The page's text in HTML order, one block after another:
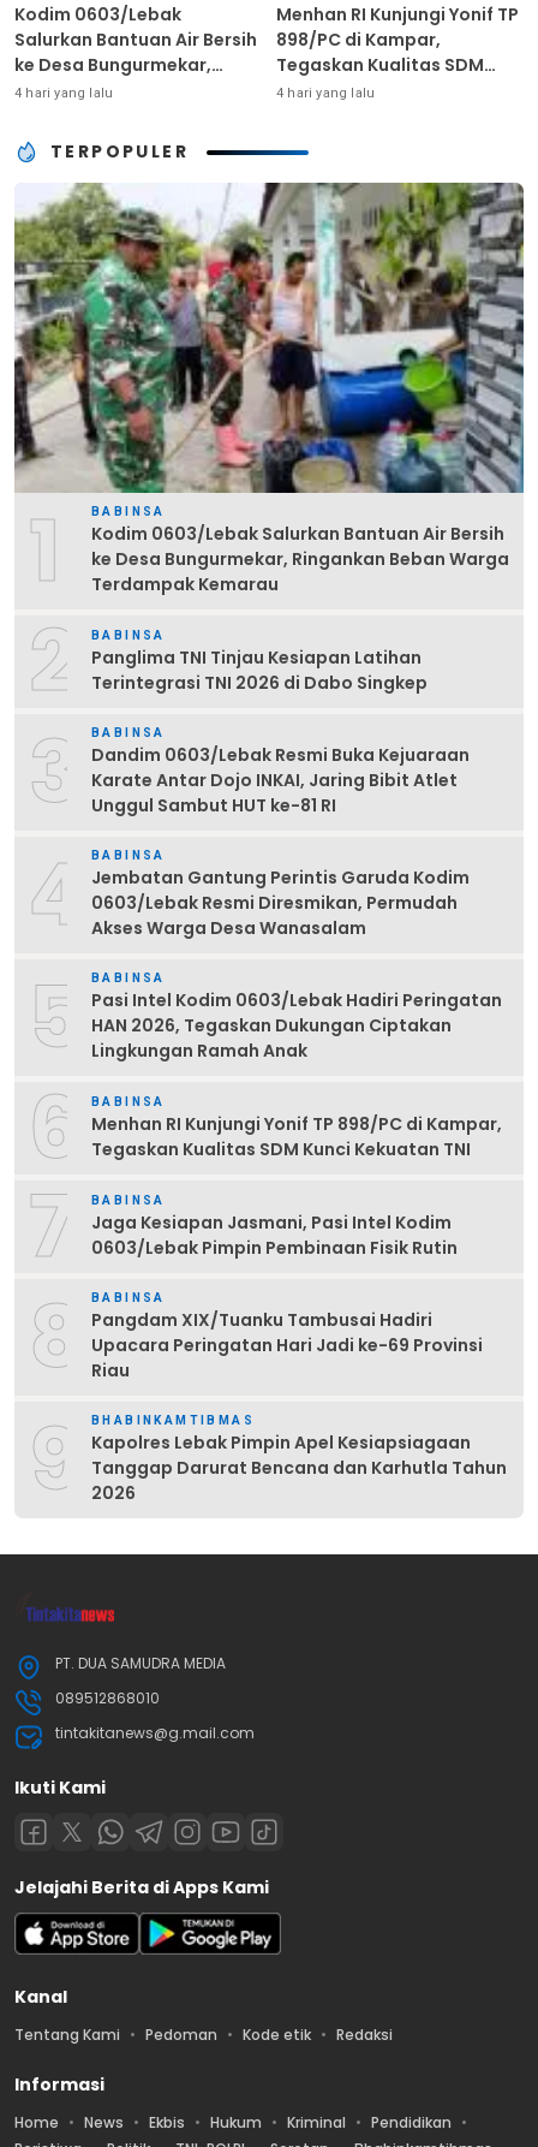
Kodim 0603/Lebak
Salurkan Bantuan Air Bersih
ke Desa Bungurmekar,
Ringankan Beban Warga
4 hari yang lalu
Menhan RI Kunjungi Yonif TP
898/PC di Kampar,
Tegaskan Kualitas SDM
Kunci Kekuatan TNI
4 hari yang lalu
TERPOPULER
1 BABINSA
Kodim 0603/Lebak Salurkan Bantuan Air Bersih
ke Desa Bungurmekar, Ringankan Beban Warga
Terdampak Kemarau
2 BABINSA
Panglima TNI Tinjau Kesiapan Latihan
Terintegrasi TNI 2026 di Dabo Singkep
3 BABINSA
Dandim 0603/Lebak Resmi Buka Kejuaraan
Karate Antar Dojo INKAI, Jaring Bibit Atlet
Unggul Sambut HUT ke-81 RI
4 BABINSA
Jembatan Gantung Perintis Garuda Kodim
0603/Lebak Resmi Diresmikan, Permudah
Akses Warga Desa Wanasalam
5 BABINSA
Pasi Intel Kodim 0603/Lebak Hadiri Peringatan
HAN 2026, Tegaskan Dukungan Ciptakan
Lingkungan Ramah Anak
6 BABINSA
Menhan RI Kunjungi Yonif TP 898/PC di Kampar,
Tegaskan Kualitas SDM Kunci Kekuatan TNI
7 BABINSA
Jaga Kesiapan Jasmani, Pasi Intel Kodim
0603/Lebak Pimpin Pembinaan Fisik Rutin
8 BABINSA
Pangdam XIX/Tuanku Tambusai Hadiri
Upacara Peringatan Hari Jadi ke-69 Provinsi
Riau
9 BHABINKAMTIBMAS
Kapolres Lebak Pimpin Apel Kesiapsiagaan
Tanggap Darurat Bencana dan Karhutla Tahun
2026
PT. DUA SAMUDRA MEDIA
089512868010
tintakitanews@g.mail.com
Ikuti Kami
Jelajahi Berita di Apps Kami
Kanal
Tentang Kami Pedoman Kode etik Redaksi
Informasi
Home News Ekbis Hukum Kriminal
Pendidikan